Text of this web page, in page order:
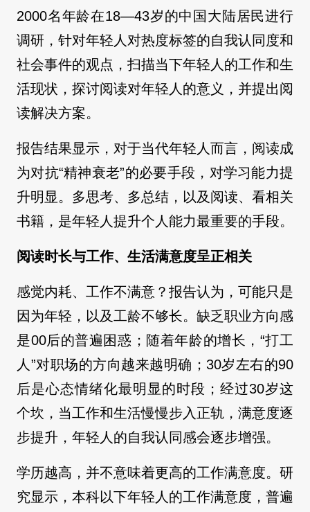
2000名年龄在18—43岁的中国大陆居民进行
调研，针对年轻人对热度标签的自我认同度和
社会事件的观点，扫描当下年轻人的工作和生
活现状，探讨阅读对年轻人的意义，并提出阅
读解决方案。
报告结果显示，对于当代年轻人而言，阅读成
为对抗“精神衰老”的必要手段，对学习能力提
升明显。多思考、多总结，以及阅读、看相关
书籍，是年轻人提升个人能力最重要的手段。
阅读时长与工作、生活满意度呈正相关
感觉内耗、工作不满意？报告认为，可能只是
因为年轻，以及工龄不够长。缺乏职业方向感
是00后的普遍困惑；随着年龄的增长，“打工
人”对职场的方向越来越明确；30岁左右的90
后是心态情绪化最明显的时段；经过30岁这
个坎，当工作和生活慢慢步入正轨，满意度逐
步提升，年轻人的自我认同感会逐步增强。
学历越高，并不意味着更高的工作满意度。研
究显示，本科以下年轻人的工作满意度，普遍